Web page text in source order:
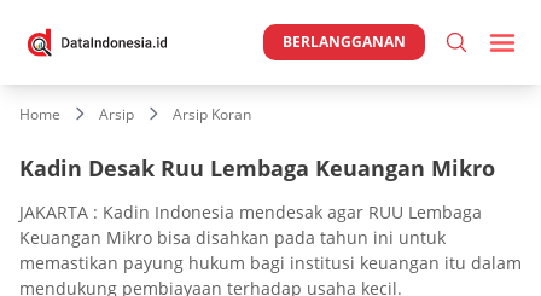
BERLANGGANAN
Home Arsip Arsip Koran
Kadin Desak Ruu Lembaga Keuangan Mikro
JAKARTA : Kadin Indonesia mendesak agar RUU Lembaga
Keuangan Mikro bisa disahkan pada tahun ini untuk
memastikan payung hukum bagi institusi keuangan itu dalam
mendukung pembiayaan terhadap usaha kecil.